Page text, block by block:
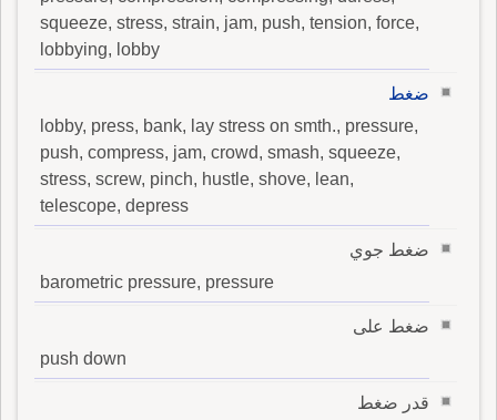
squeeze, stress, strain, jam, push, tension, force,
lobbying, lobby
ضغط
lobby, press, bank, lay stress on smth., pressure,
push, compress, jam, crowd, smash, squeeze,
stress, screw, pinch, hustle, shove, lean,
telescope, depress
ضغط جوي
barometric pressure, pressure
ضغط على
push down
قدر ضغط